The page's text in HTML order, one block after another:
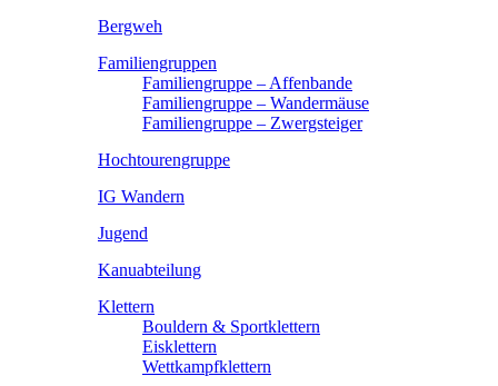
Bergweh
Familiengruppen
Familiengruppe – Affenbande
Familiengruppe – Wandermäuse
Familiengruppe – Zwergsteiger
Hochtourengruppe
IG Wandern
Jugend
Kanuabteilung
Klettern
Bouldern & Sportklettern
Eisklettern
Wettkampfklettern